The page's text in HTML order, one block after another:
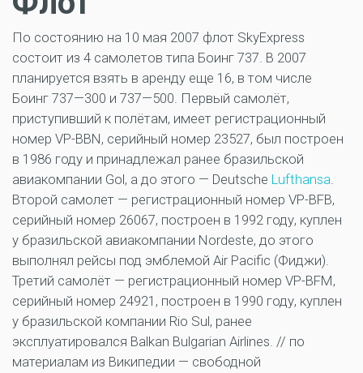
По состоянию на 10 мая 2007 флот SkyExpress
состоит из 4 самолетов типа Боинг 737. В 2007
планируется взять в аренду еще 16, в том числе
Боинг 737—300 и 737—500. Первый самолёт,
приступивший к полётам, имеет регистрационный
номер VP-BBN, серийный номер 23527, был построен
в 1986 году и принадлежал ранее бразильской
авиакомпании Gol, а до этого — Deutsche Lufthansa.
Второй самолет — регистрационный номер VP-BFB,
серийный номер 26067, построен в 1992 году, куплен
у бразильской авиакомпании Nordeste, до этого
выполнял рейсы под эмблемой Air Pacific (Фиджи).
Третий самолёт — регистрационный номер VP-BFM,
серийный номер 24921, построен в 1990 году, куплен
у бразильской компании Rio Sul, ранее
эксплуатировался Balkan Bulgarian Airlines. // по
материалам из Википедии — свободной